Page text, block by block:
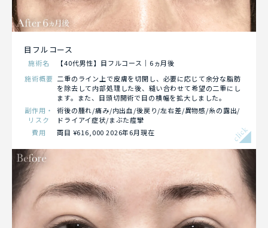
目フルコース
施術名
【40代男性】目フルコース｜6ヵ月後
施術概要 二重のライン上で皮膚を切開し、必要に応じて余分な脂肪
を除去して内部処理した後、縫い合わせて希望の二重にし
ます。また、目頭切開術で目の横幅を拡大しました。
副作用・
リスク
術後の腫れ/痛み/内出血/後戻り/左右差/異物感/糸の露出/
ドライアイ症状/まぶた痙攣
費用
両目 ¥616,000 2026年6月現在 click